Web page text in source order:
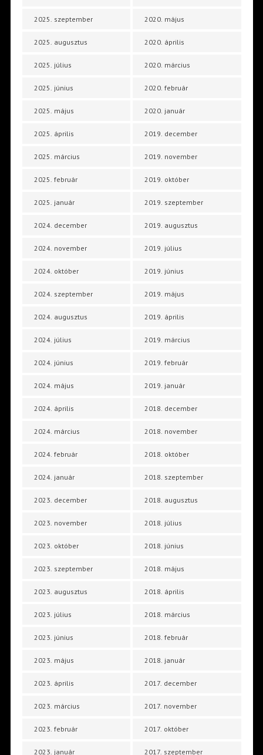
2025. szeptember
2025. augusztus
2025. július
2025. június
2025. május
2025. április
2025. március
2025. február
2025. január
2024. december
2024. november
2024. október
2024. szeptember
2024. augusztus
2024. július
2024. június
2024. május
2024. április
2024. március
2024. február
2024. január
2023. december
2023. november
2023. október
2023. szeptember
2023. augusztus
2023. július
2023. június
2023. május
2023. április
2023. március
2023. február
2023. január
2020. május
2020. április
2020. március
2020. február
2020. január
2019. december
2019. november
2019. október
2019. szeptember
2019. augusztus
2019. július
2019. június
2019. május
2019. április
2019. március
2019. február
2019. január
2018. december
2018. november
2018. október
2018. szeptember
2018. augusztus
2018. július
2018. június
2018. május
2018. április
2018. március
2018. február
2018. január
2017. december
2017. november
2017. október
2017. szeptember